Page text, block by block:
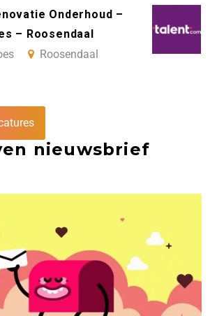
Onderhoud –
– Roosendaal
Roosendaal
nieuwsbrief